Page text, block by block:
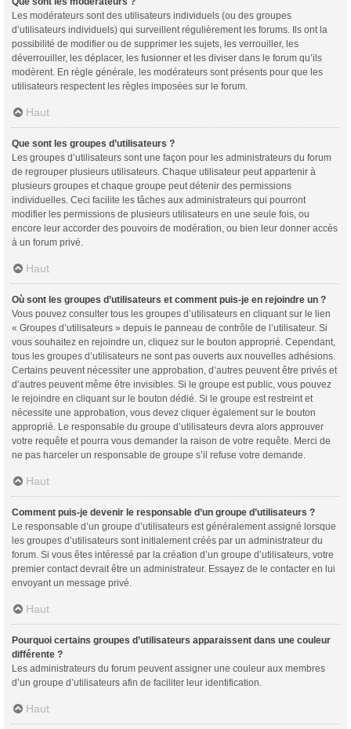
Les modérateurs sont des utilisateurs individuels (ou des groupes
d’utilisateurs individuels) qui surveillent régulièrement les forums. Ils ont la
possibilité de modifier ou de supprimer les sujets, les verrouiller, les
déverrouiller, les déplacer, les fusionner et les diviser dans le forum qu’ils
modèrent. En règle générale, les modérateurs sont présents pour que les
utilisateurs respectent les règles imposées sur le forum.
Haut
Que sont les groupes d’utilisateurs ?
Les groupes d’utilisateurs sont une façon pour les administrateurs du forum
de regrouper plusieurs utilisateurs. Chaque utilisateur peut appartenir à
plusieurs groupes et chaque groupe peut détenir des permissions
individuelles. Ceci facilite les tâches aux administrateurs qui pourront
modifier les permissions de plusieurs utilisateurs en une seule fois, ou
encore leur accorder des pouvoirs de modération, ou bien leur donner accès
à un forum privé.
Haut
Où sont les groupes d’utilisateurs et comment puis-je en rejoindre un ?
Vous pouvez consulter tous les groupes d’utilisateurs en cliquant sur le lien
« Groupes d’utilisateurs » depuis le panneau de contrôle de l’utilisateur. Si
vous souhaitez en rejoindre un, cliquez sur le bouton approprié. Cependant,
tous les groupes d’utilisateurs ne sont pas ouverts aux nouvelles adhésions.
Certains peuvent nécessiter une approbation, d’autres peuvent être privés et
d’autres peuvent même être invisibles. Si le groupe est public, vous pouvez
le rejoindre en cliquant sur le bouton dédié. Si le groupe est restreint et
nécessite une approbation, vous devez cliquer également sur le bouton
approprié. Le responsable du groupe d’utilisateurs devra alors approuver
votre requête et pourra vous demander la raison de votre requête. Merci de
ne pas harceler un responsable de groupe s’il refuse votre demande.
Haut
Comment puis-je devenir le responsable d’un groupe d’utilisateurs ?
Le responsable d’un groupe d’utilisateurs est généralement assigné lorsque
les groupes d’utilisateurs sont initialement créés par un administrateur du
forum. Si vous êtes intéressé par la création d’un groupe d’utilisateurs, votre
premier contact devrait être un administrateur. Essayez de le contacter en lui
envoyant un message privé.
Haut
Pourquoi certains groupes d’utilisateurs apparaissent dans une couleur
différente ?
Les administrateurs du forum peuvent assigner une couleur aux membres
d’un groupe d’utilisateurs afin de faciliter leur identification.
Haut